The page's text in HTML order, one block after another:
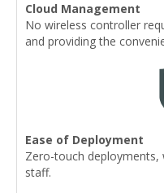
Cloud Management
No wireless controller
and providing the
Ease of Deployment
Zero-touch
staff.